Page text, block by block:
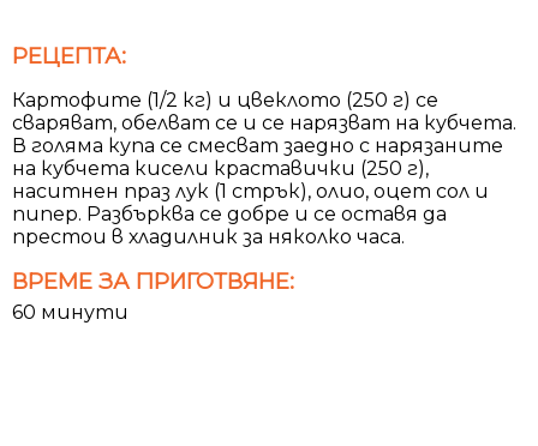
РЕЦЕПТА:
Картофите (1/2 кг) и цвеклото (250 г) се
сваряват, обелват се и се нарязват на кубчета.
В голяма купа се смесват заедно с нарязаните
на кубчета кисели краставички (250 г),
наситнен праз лук (1 стрък), олио, оцет сол и
пипер. Разбърква се добре и се оставя да
престои в хладилник за няколко часа.
ВРЕМЕ ЗА ПРИГОТВЯНЕ:
60 минути